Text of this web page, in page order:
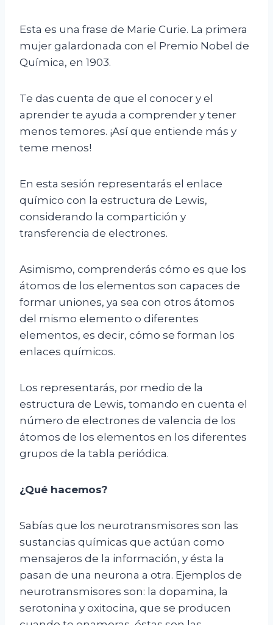
Esta es una frase de Marie Curie. La primera
mujer galardonada con el Premio Nobel de
Química, en 1903.
Te das cuenta de que el conocer y el
aprender te ayuda a comprender y tener
menos temores. ¡Así que entiende más y
teme menos!
En esta sesión representarás el enlace
químico con la estructura de Lewis,
considerando la compartición y
transferencia de electrones.
Asimismo, comprenderás cómo es que los
átomos de los elementos son capaces de
formar uniones, ya sea con otros átomos
del mismo elemento o diferentes
elementos, es decir, cómo se forman los
enlaces químicos.
Los representarás, por medio de la
estructura de Lewis, tomando en cuenta el
número de electrones de valencia de los
átomos de los elementos en los diferentes
grupos de la tabla periódica.
¿Qué hacemos?
Sabías que los neurotransmisores son las
sustancias químicas que actúan como
mensajeros de la información, y ésta la
pasan de una neurona a otra. Ejemplos de
neurotransmisores son: la dopamina, la
serotonina y oxitocina, que se producen